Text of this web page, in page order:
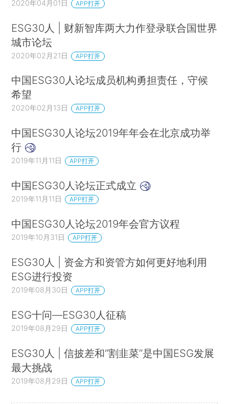
指标在沪深300范围内披露率低于10％ ，也就是说沪深300中, 低于
10%的公司在ESG报告中披露了这些指标。
个痛点，导致投资者无法参考披露进行投资决策。
A、披露指引多而分散：在大量的指南面前，很多公司并不清楚究
竟需要披露哪些ESG信息。仅在沪深300的300家公司里，由多家
证券交易所、行业协会、学术机构而颁发的ESG披露指南就有
种之多。除此之外，上市公司还有对标评级机构的要求，导致披
露参考标准更加分散多元。ESG评级机构用于评估公司ESG表现
的标准有很大差异，公司从这些评级机构所得到的信号也往往差
等四家ESG评级机构中，平均相关系数仅为 0.33 。相比之下，穆迪
和标准普尔的信用评级相关性为
司的ESG表现水平评价差别很大。
B、重大性议题判定的难题：因为公司并不了解哪些ESG指标对其
露那些难度小而非最重要的指标数据。例如，公司对定性指标和
员工组成、财务指标等定量指标的披露率更高。
C、数据统计困难且质量不高：许多公司没有完善的内部数据收集
流程可以用于收集详细的ESG数据。跨部门人工收集数据会降低
2020年04月01日 APP打开
ESG30人 | 财新智库两大力作登录联合国世界
城市论坛
2020年02月21日 APP打开
中国ESG30人论坛成员机构勇担责任，守候
希望
2020年02月13日 APP打开
中国ESG30人论坛2019年年会在北京成功举
行
2019年11月11日 APP打开
中国ESG30人论坛正式成立
2019年11月11日 APP打开
中国ESG30人论坛2019年会官方议程
2019年10月31日 APP打开
ESG30人 | 资金方和资管方如何更好地利用
ESG进行投资
2019年08月30日 APP打开
ESG十问—ESG30人征稿
2019年08月29日 APP打开
ESG30人 | 信披差和“割韭菜”是中国ESG发展
最大挑战
2019年08月29日 APP打开